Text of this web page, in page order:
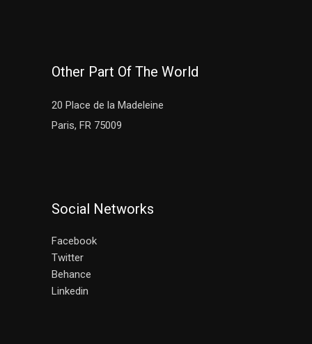
Other Part Of The World
20 Place de la Madeleine
Paris, FR 75009
Social Networks
Facebook
Twitter
Behance
Linkedin